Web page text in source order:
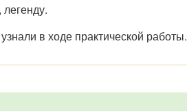
в ходе практической работы.